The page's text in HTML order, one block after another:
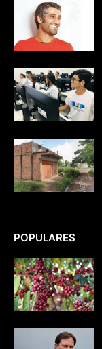
POPULARES